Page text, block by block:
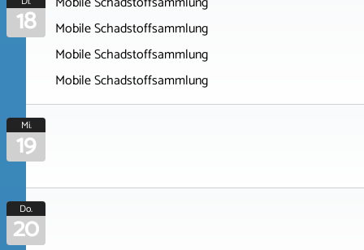
18
Mobile Schadstoffsammlung
Mobile Schadstoffsammlung
Mobile Schadstoffsammlung
Mi.
19
Do.
20